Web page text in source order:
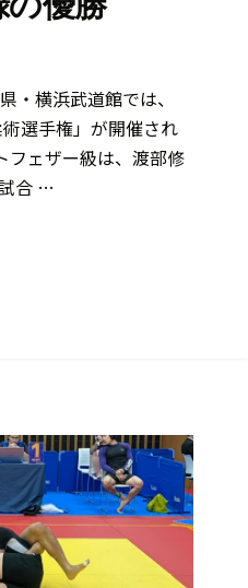
・横浜武道館では、
選手権」が開催され
フェザー級は、渡部修
合 …